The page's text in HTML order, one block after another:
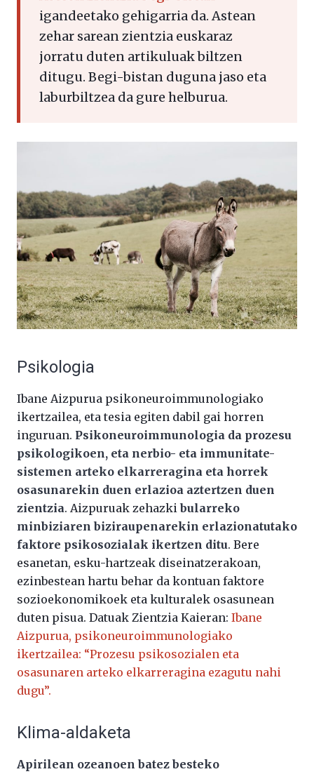
igandeetako gehigarria da. Astean
zehar sarean zientzia euskaraz
jorratu duten artikuluak biltzen
ditugu. Begi-bistan duguna jaso eta
laburbiltzea da gure helburua.
Psikologia
Ibane Aizpurua psikoneuroimmunologiako
ikertzailea, eta tesia egiten dabil gai horren
inguruan. Psikoneuroimmunologia da prozesu
psikologikoen, eta nerbio- eta immunitate-
sistemen arteko elkarreragina eta horrek
osasunarekin duen erlazioa aztertzen duen
zientzia. Aizpuruak zehazkibularreko
minbiziaren biziraupenarekin erlazionatutako
faktore psikosozialak ikertzen ditu. Bere
esanetan, esku-hartzeak diseinatzerakoan,
ezinbestean hartu behar da kontuan faktore
sozioekonomikoek eta kulturalek osasunean
duten pisua. Datuak Zientzia Kaieran: Ibane
Aizpurua, psikoneuroimmunologiako
ikertzailea: “Prozesu psikosozialen eta
osasunaren arteko elkarreragina ezagutu nahi
dugu”.
Klima-aldaketa
Apirilean ozeanoen batez besteko